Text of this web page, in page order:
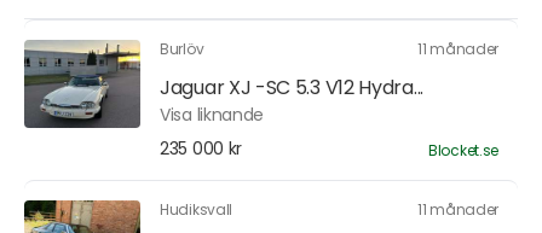
Burlöv 11 månader
Jaguar XJ -SC 5.3 V12 Hydra...
Visa liknande
235 000 kr
Blocket.se
Hudiksvall 11 månader